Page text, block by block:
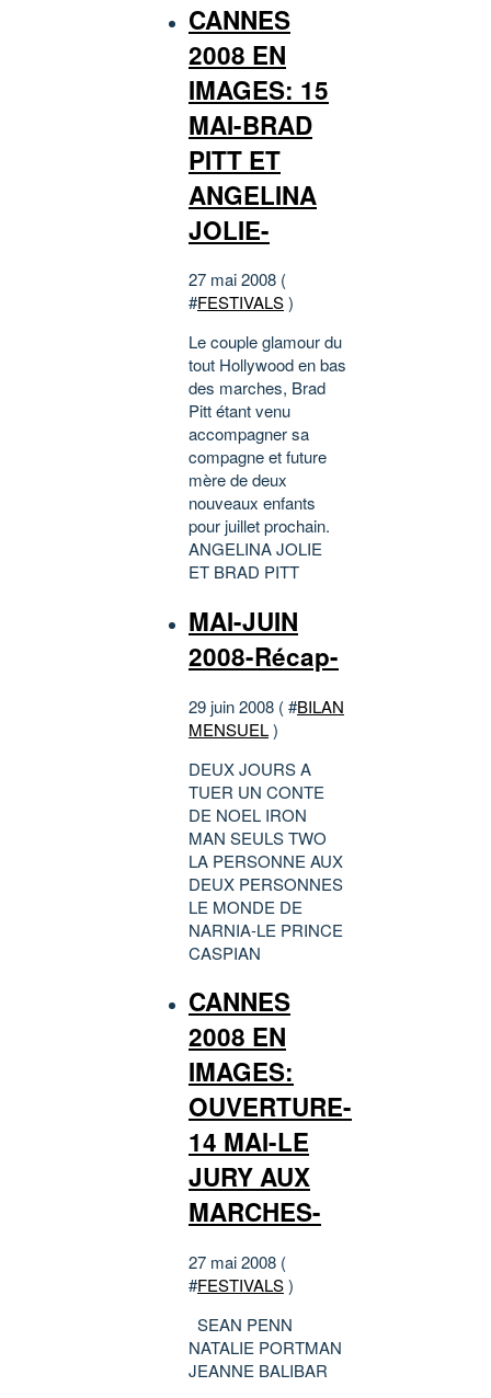
CANNES
2008 EN
IMAGES: 15
MAI-BRAD
PITT ET
ANGELINA
JOLIE-
27 mai 2008 (
#FESTIVALS)
Le couple glamour du
tout Hollywood en bas
des marches, Brad
Pitt étant venu
accompagner sa
compagne et future
mère de deux
nouveaux enfants
pour juillet prochain.
ANGELINA JOLIE
ET BRAD PITT
MAI-JUIN
2008-Récap-
29 juin 2008 ( #BILAN
MENSUEL)
DEUX JOURS A
TUER UN CONTE
DE NOEL IRON
MAN SEULS TWO
LA PERSONNE AUX
DEUX PERSONNES
LE MONDE DE
NARNIA-LE PRINCE
CASPIAN
CANNES
2008 EN
IMAGES:
OUVERTURE-
14 MAI-LE
JURY AUX
MARCHES-
27 mai 2008 (
#FESTIVALS)
SEAN PENN
NATALIE PORTMAN
JEANNE BALIBAR